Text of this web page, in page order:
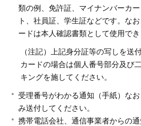
類の例、免許証、マイナンバーカ
ト、社員証、学生証などです。な
ードは本人確認書類として使用でき
（注記）上記身分証等の写しを送
カードの場合は個人番号部分及び
キングを施してください。
受理番号がわかる通知（手紙）な
み送付してください。
携帯電話会社、通信事業者からの